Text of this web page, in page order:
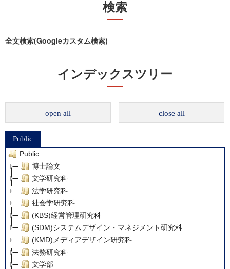
検索
全文検索(Googleカスタム検索)
インデックスツリー
open all close all
Public
Public
博士論文
文学研究科
法学研究科
社会学研究科
(KBS)経営管理研究科
(SDM)システムデザイン・マネジメント研究科
(KMD)メディアデザイン研究科
法務研究科
文学部